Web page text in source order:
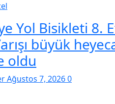
Yol Bisikleti 8.
büyük
oldu
Ağustos 7, 20260